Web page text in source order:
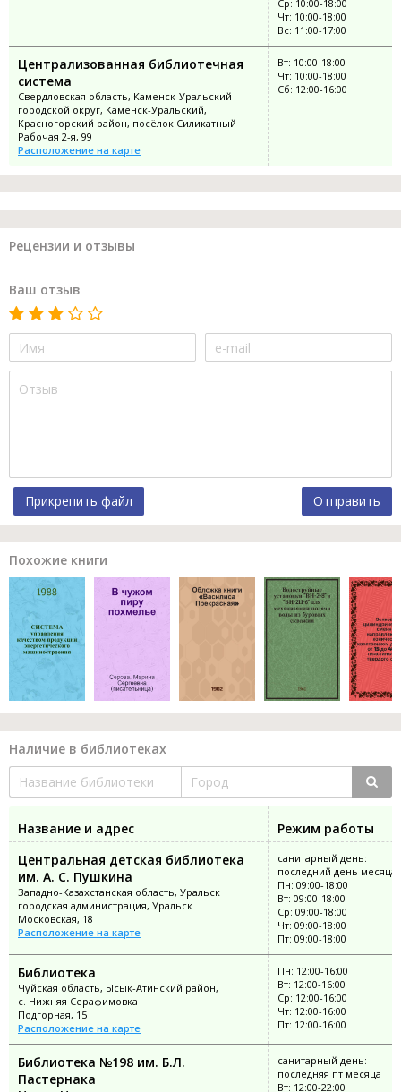
Ср: 10:00-18:00
Чт: 10:00-18:00
Вс: 11:00-17:00
Централизованная библиотечная
система
Свердловская область, Каменск-Уральский
городской округ, Каменск-Уральский,
Красногорский район, посёлок Силикатный
Рабочая 2-я, 99
Расположение на карте
Вт: 10:00-18:00
Чт: 10:00-18:00
Сб: 12:00-16:00
Рецензии и отзывы
Ваш отзыв
Прикрепить файл Отправить
Похожие книги
Наличие в библиотеках
Название и адрес
Режим работы
Центральная детская библиотека
им. А. С. Пушкина
Западно-Казахстанская область, Уральск
городская администрация, Уральск
Московская, 18
Расположение на карте
санитарный день:
последний день месяца
Пн: 09:00-18:00
Вт: 09:00-18:00
Ср: 09:00-18:00
Чт: 09:00-18:00
Пт: 09:00-18:00
Библиотека
Чуйская область, Ысык-Атинский район,
с. Нижняя Серафимовка
Подгорная, 15
Расположение на карте
Пн: 12:00-16:00
Вт: 12:00-16:00
Ср: 12:00-16:00
Чт: 12:00-16:00
Пт: 12:00-16:00
Библиотека №198 им. Б.Л.
Пастернака
санитарный день:
последняя пт месяца
Вт: 12:00-22:00